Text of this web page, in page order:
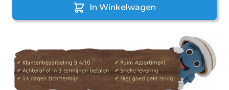
In Winkelwagen